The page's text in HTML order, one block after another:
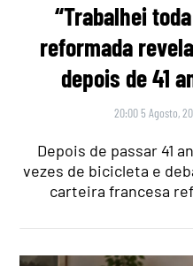
“Trabalhei
reformada
depois de 41
20:00 5 Agosto,
Depois de passar 41
vezes de bicicleta e
carteira francesa